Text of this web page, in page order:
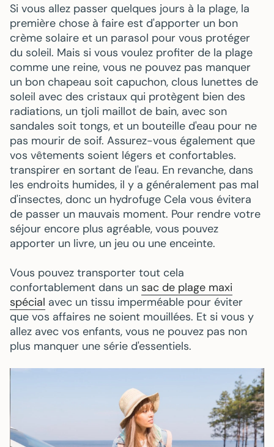
Si vous allez passer quelques jours à la plage, la
première chose à faire est d'apporter un bon
crème solaire et un parasol pour vous protéger
du soleil. Mais si vous voulez profiter de la plage
comme une reine, vous ne pouvez pas manquer
un bon chapeau soit capuchon, clous lunettes de
soleil avec des cristaux qui protègent bien des
radiations, un tjoli maillot de bain, avec son
sandales soit tongs, et un bouteille d'eau pour ne
pas mourir de soif. Assurez-vous également que
vos vêtements soient légers et confortables.
transpirer en sortant de l'eau. En revanche, dans
les endroits humides, il y a généralement pas mal
d'insectes, donc un hydrofuge Cela vous évitera
de passer un mauvais moment. Pour rendre votre
séjour encore plus agréable, vous pouvez
apporter un livre, un jeu ou une enceinte.
Vous pouvez transporter tout cela
confortablement dans un sac de plage maxi
spécial avec un tissu imperméable pour éviter
que vos affaires ne soient mouillées. Et si vous y
allez avec vos enfants, vous ne pouvez pas non
plus manquer une série d'essentiels.